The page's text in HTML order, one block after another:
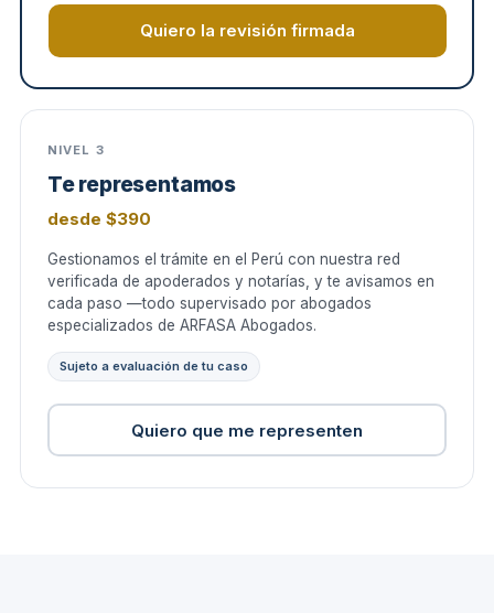
Quiero la revisión firmada
NIVEL 3
Te representamos
desde $390
Gestionamos el trámite en el Perú con nuestra red
verificada de apoderados y notarías, y te avisamos en
cada paso —todo supervisado por abogados
especializados de ARFASA Abogados.
Sujeto a evaluación de tu caso
Quiero que me representen